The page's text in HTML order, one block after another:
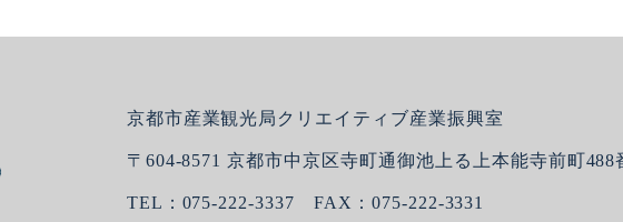
京都市産業観光局クリエイティブ産業振興室
〒604-8571 京都市中京区寺町通御池上る上本能寺前町488
TEL：075-222-3337 FAX：075-222-3331